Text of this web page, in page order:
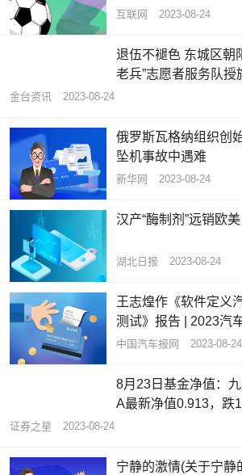
互联网 2023-08-24
退伍不褪色 东城区朝
老兵”志愿者服务队授
金台资讯 2023-08-24
俄罗斯瓦格纳组织创
坠机事故中遇难
新华网 2023-08-24
汉产“酶制剂”远销欧美
湖北日报 2023-08-24
王志煌作《软件定义
测试》报告 | 2023汽
展论坛
中国汽车报网 2023-08-24
8月23日基金净值：
A最新净值0.913，跌
证券之星 2023-08-24
宁静的激情(关于宁静